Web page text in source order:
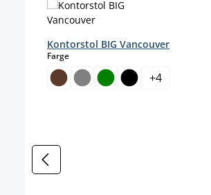
Kontorstol BIG Vancouver
Fargeselect
+4